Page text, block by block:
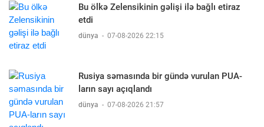
Bu ölkə Zelensikinin gəlişi ilə bağlı etiraz
etdi
dünya - 07-08-2026 22:15
Rusiya səmasında bir gündə vurulan PUA-
ların sayı açıqlandı
dünya - 07-08-2026 21:57